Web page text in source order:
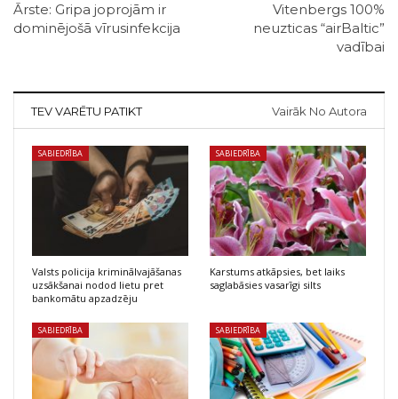
Ārste: Gripa joprojām ir
dominējošā vīrusinfekcija
Vitenbergs 100%
neuzticas “airBaltic”
vadībai
TEV VARĒTU PATIKT Vairāk No Autora
SABIEDRĪBA
Valsts policija kriminālvajāšanas
uzsākšanai nodod lietu pret
bankomātu apzadzēju
SABIEDRĪBA
Karstums atkāpsies, bet laiks
saglabāsies vasarīgi silts
SABIEDRĪBA SABIEDRĪBA